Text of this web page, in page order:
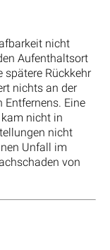
nicht
Aufenthaltsort
spätere Rückkehr
nichts an der
Entfernens. Eine
nicht in
nicht
Unfall im
von